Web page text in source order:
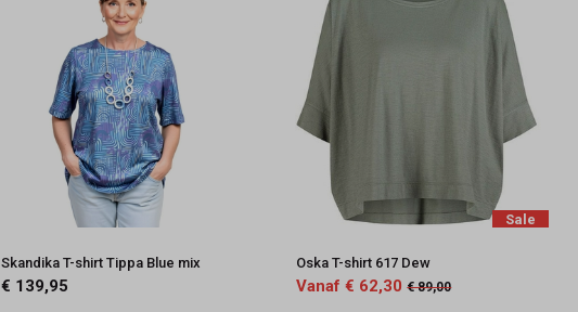
Skandika T-shirt Tippa Blue mix
€ 139,95
Sale
Oska T-shirt 617 Dew
Vanaf € 62,30 € 89,00